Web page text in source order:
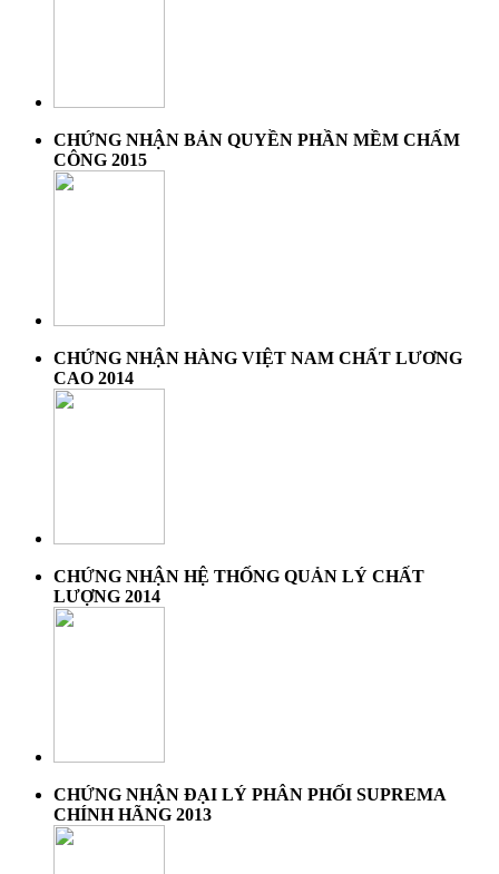
CHỨNG NHẬN BẢN QUYỀN PHẦN MỀM CHẤM
CÔNG 2015
CHỨNG NHẬN HÀNG VIỆT NAM CHẤT LƯƠNG
CAO 2014
CHỨNG NHẬN HỆ THỐNG QUẢN LÝ CHẤT
LƯỢNG 2014
CHỨNG NHẬN ĐẠI LÝ PHÂN PHỐI SUPREMA
CHÍNH HÃNG 2013